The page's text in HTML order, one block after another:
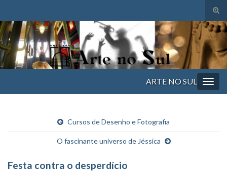
de
Search for:
ARTE NO SUL
Cursos de Desenho e Fotografia
O fascinante universo de Jéssica
Festa contra o desperdício